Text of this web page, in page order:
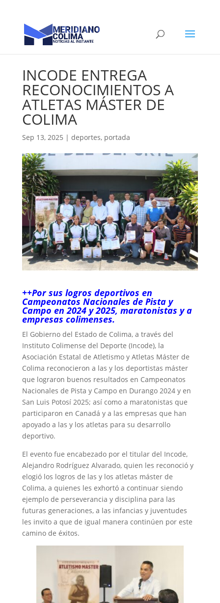
INCODE ENTREGA
RECONOCIMIENTOS A
ATLETAS MÁSTER DE
COLIMA
Sep 13, 2025 | deportes, portada
++Por sus logros deportivos en
Campeonatos Nacionales de Pista y
Campo en 2024 y 2025, maratonistas y a
empresas colimenses.
El Gobierno del Estado de Colima, a través del
Instituto Colimense del Deporte (Incode), la
Asociación Estatal de Atletismo y Atletas Máster de
Colima reconocieron a las y los deportistas máster
que lograron buenos resultados en Campeonatos
Nacionales de Pista y Campo en Durango 2024 y en
San Luis Potosí 2025; así como a maratonistas que
participaron en Canadá y a las empresas que han
apoyado a las y los atletas para su desarrollo
deportivo.
El evento fue encabezado por el titular del Incode,
Alejandro Rodríguez Alvarado, quien les reconoció y
elogió los logros de las y los atletas máster de
Colima, a quienes les exhortó a continuar siendo
ejemplo de perseverancia y disciplina para las
futuras generaciones, a las infancias y juventudes
les invito a que de igual manera continúen por este
camino de éxitos.